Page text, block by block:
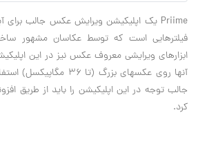
فیلترهایی است که توسط عکاسان مشهور
کرد.